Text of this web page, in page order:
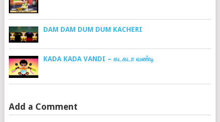
DAM DAM DUM DUM KACHERI
KADA KADA VANDI – கடகடா வண்டி
Add a Comment